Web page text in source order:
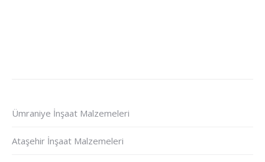
Ümraniye İnşaat Malzemeleri
Ataşehir İnşaat Malzemeleri